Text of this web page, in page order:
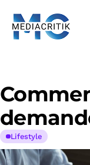
Lifestyle